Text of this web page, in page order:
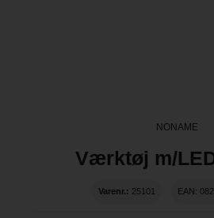
NONAME
Værktøj m/
Varenr.: 25101 EAN: